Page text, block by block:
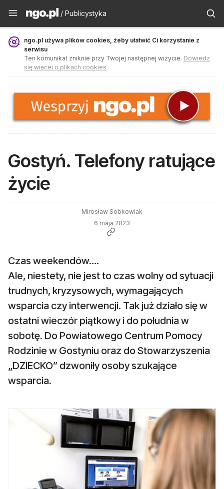
Publicystyka - ngo.pl
/ Publicystyka
ngo.pl używa plików cookies, żeby ułatwić Ci korzystanie z
serwisu
Ten komunikat zniknie przy Twojej następnej wizycie. Dowiedz
się więcej o plikach cookies
Gostyń. Telefony ratujące
życie
Mirosław Sobkowiak
6 maja 2023
Czas weekendów….
Ale, niestety, nie jest to czas wolny od sytuacji
trudnych, kryzysowych, wymagających
wsparcia czy interwencji. Tak już działo się w
ostatni wieczór piątkowy i do południa w
sobotę. Do Powiatowego Centrum Pomocy
Rodzinie w Gostyniu oraz do Stowarzyszenia
„DZIECKO” dzwoniły osoby szukające
wsparcia.